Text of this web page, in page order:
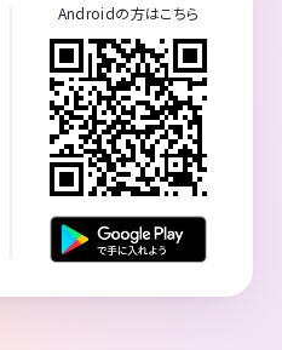
Androidの方はこちら